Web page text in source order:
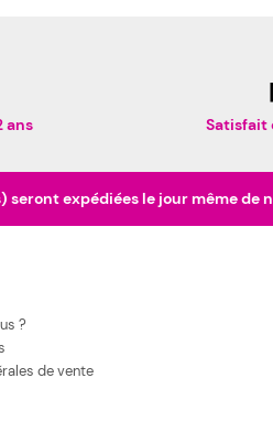
ans Satisfait
seront expédiées le jour même
?
de vente